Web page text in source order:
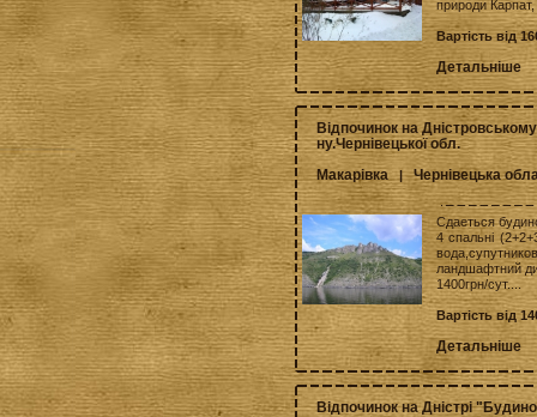
природи Карпат,
Вартість від
Детальніше
Відпочинок на
ну.Чернівецької обл.
Макарівка |Чернівецька
Сдаеться
4 спальні
ландшафтний
1400грн/сут....
Вартість від
Детальніше
Відпочинок на Дністрі